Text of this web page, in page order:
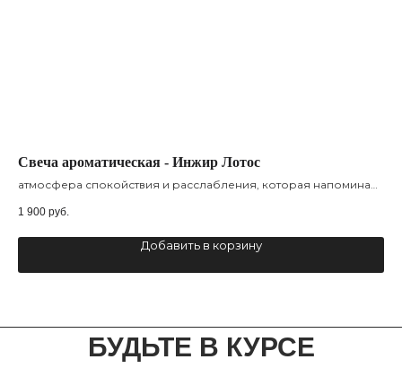
Cвеча ароматическая - Инжир Лотос
атмосфера спокойствия и расслабления, которая напоминая
1 900 руб.
Добавить в корзину
БУДЬТЕ В КУРСЕ